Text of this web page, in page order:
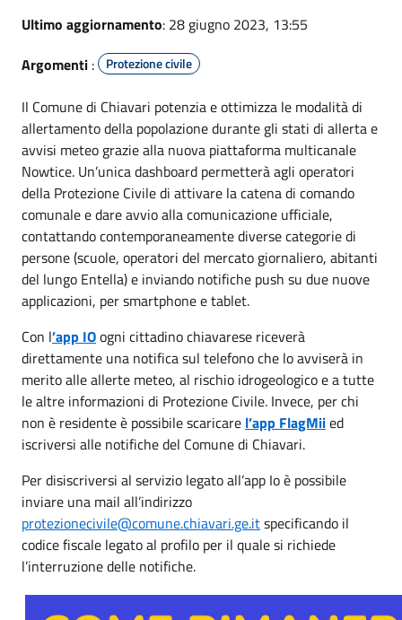
Ultimo aggiornamento: 28 giugno 2023, 13:55
Argomenti : Protezione civile
Il Comune di Chiavari potenzia e ottimizza le modalità di
allertamento della popolazione durante gli stati di allerta e
avvisi meteo grazie alla nuova piattaforma multicanale
Nowtice. Un’unica dashboard permetterà agli operatori
della Protezione Civile di attivare la catena di comando
comunale e dare avvio alla comunicazione ufficiale,
contattando contemporaneamente diverse categorie di
persone (scuole, operatori del mercato giornaliero, abitanti
del lungo Entella) e inviando notifiche push su due nuove
applicazioni, per smartphone e tablet.
Con l’app IOogni cittadino chiavarese riceverà
direttamente una notifica sul telefono che lo avviserà in
merito alle allerte meteo, al rischio idrogeologico e a tutte
le altre informazioni di Protezione Civile. Invece, per chi
non è residente è possibile scaricare l’app FlagMiied
iscriversi alle notifiche del Comune di Chiavari.
Per disiscriversi al servizio legato all’app Io è possibile
inviare una mail all’indirizzo
protezionecivile@comune.chiavari.ge.itspecificando il
codice fiscale legato al profilo per il quale si richiede
l’interruzione delle notifiche.